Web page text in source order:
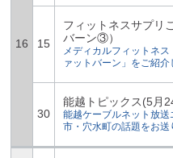
16 15
フィットネスサプリ
バーン③）
メディカルフィットネ
ァットバーン」をご紹介
30
能越トピックス(5月
能越ケーブルネット放
市・穴水町の話題をお送